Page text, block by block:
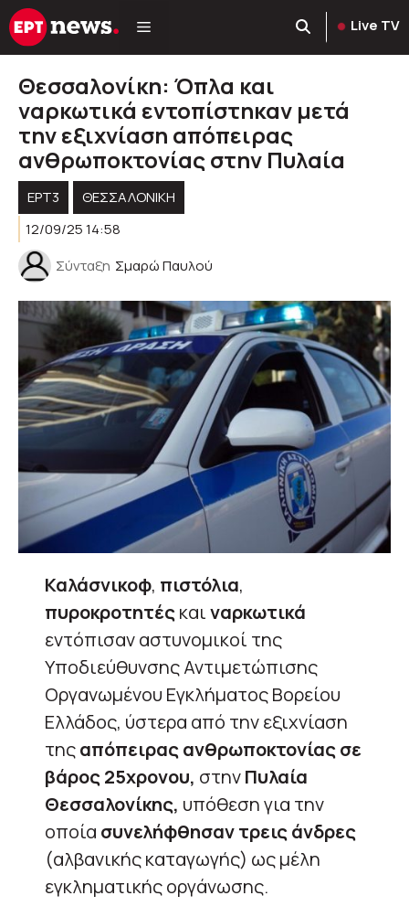
Μετάβαση
σε
Live TV
Θεσσαλονίκη: Όπλα και
ναρκωτικά εντοπίστηκαν μετά
την εξιχνίαση απόπειρας
ανθρωποκτονίας στην Πυλαία
ΕΡΤ3
ΘΕΣΣΑΛΟΝΙΚΗ
12/09/25 14:58
Σύνταξη Σμαρώ Παυλού
Καλάσνικοφ, πιστόλια,
πυροκροτητέςκαιναρκωτικά
εντόπισαν αστυνομικοί της
Υποδιεύθυνσης Αντιμετώπισης
Οργανωμένου Εγκλήματος Βορείου
Ελλάδος, ύστερα από την εξιχνίαση
τηςαπόπειρας ανθρωποκτονίας σε
βάρος 25χρονου, στηνΠυλαία
Θεσσαλονίκης, υπόθεση για την
οποία συνελήφθησαν τρεις άνδρες
(αλβανικής καταγωγής) ως μέλη
εγκληματικής οργάνωσης.